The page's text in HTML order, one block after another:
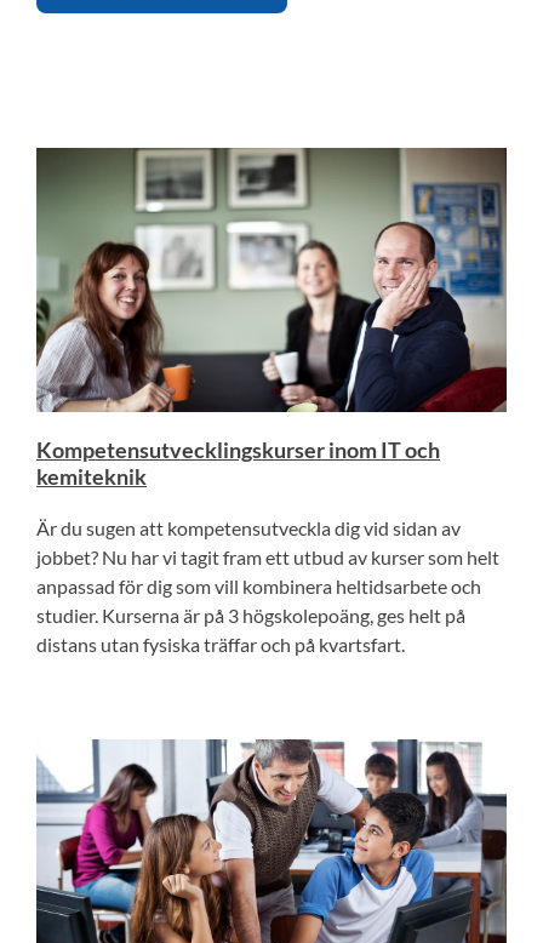
Kompetensutvecklingskurser inom IT och
kemiteknik
Är du sugen att kompetensutveckla dig vid sidan av
jobbet? Nu har vi tagit fram ett utbud av kurser som helt
anpassad för dig som vill kombinera heltidsarbete och
studier. Kurserna är på 3 högskolepoäng, ges helt på
distans utan fysiska träffar och på kvartsfart.